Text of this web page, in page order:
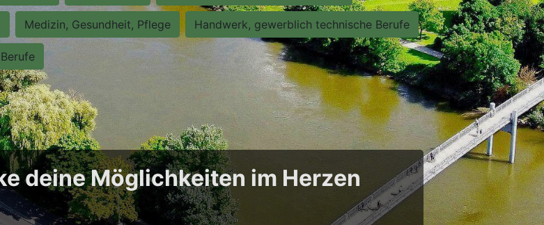
Medizin, Gesundheit, Pflege Handwerk, gewerblich technische Berufe
deine Möglichkeiten im Herzen